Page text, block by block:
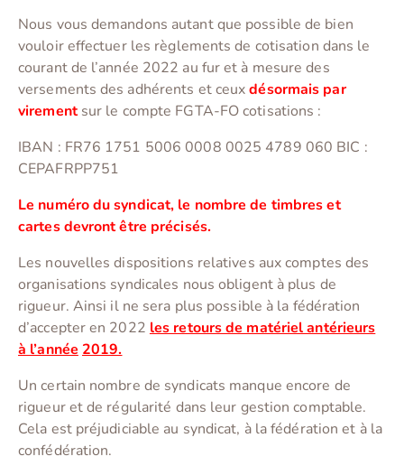
Nous vous demandons autant que possible de bien
vouloir effectuer les règlements de cotisation dans le
courant de l’année 2022 au fur et à mesure des
versements des adhérents et ceuxdésormais par
virementsur le compte FGTA-FO cotisations :
IBAN : FR76 1751 5006 0008 0025 4789 060 BIC :
CEPAFRPP751
Le numéro du syndicat, le nombre de timbres et
cartes devront être précisés.
Les nouvelles dispositions relatives aux comptes des
organisations syndicales nous obligent à plus de
rigueur. Ainsi il ne sera plus possible à la fédération
d’accepter en 2022 les retours de matériel antérieurs
à l’année 2019.
Un certain nombre de syndicats manque encore de
rigueur et de régularité dans leur gestion comptable.
Cela est préjudiciable au syndicat, à la fédération et à la
confédération.